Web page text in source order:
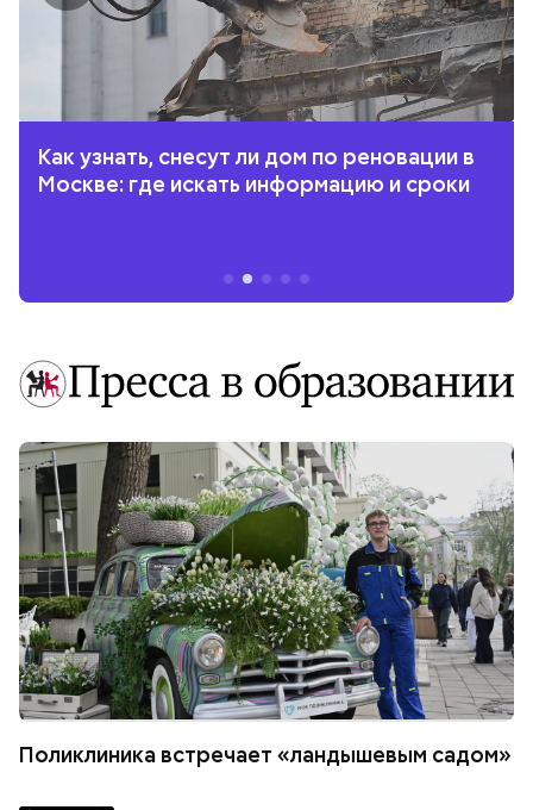
Как узнать, снесут ли дом по реновации в
Москве: где искать информацию и сроки
Поликлиника встречает «ландышевым садом»